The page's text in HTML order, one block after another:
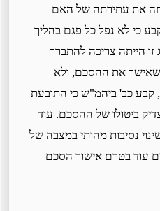
את עתירתה של האם
כי לא נפל כל פגם בהליך
הייתה צריכה להתברר
את ההסכם, ולא
קבע כב' ביהמ"ש כי התובעת
ביטולו של ההסכם. עוד
נסיבות מהותי במצבה של
עוד בטרם אישור הסכם